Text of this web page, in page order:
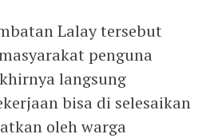
Lalay tersebut
penguna
langsung
bisa di selesaikan
oleh warga